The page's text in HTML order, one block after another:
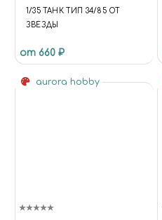
1/35 ТАНК ТИП 34/85 ОТ
ЗВЕЗДЫ
от 660 ₽
aurora hobby